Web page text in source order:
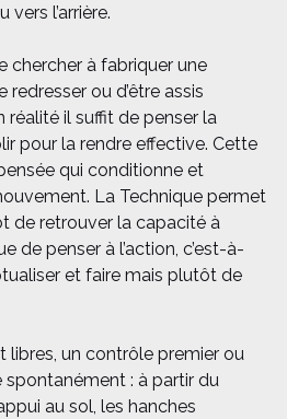
vers l’arrière.
chercher à fabriquer une
ou d’être assis
réalité il suffit de penser la
pour la rendre effective. Cette
qui conditionne et
La Technique permet
de retrouver la capacité à
de penser à l’action, c’est-à-
et faire mais plutôt de
libres, un contrôle premier ou
: à partir du
au sol, les hanches